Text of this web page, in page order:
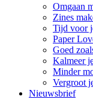
Omgaan
Zines
Tijd voor
Paper
Goed
Kalmeer
Minder
Vergroot
Nieuwsbrief